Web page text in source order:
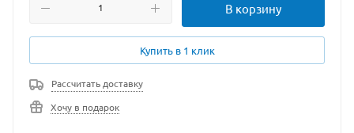
В корзину
Купить в 1 клик
Рассчитать доставку
Хочу в подарок